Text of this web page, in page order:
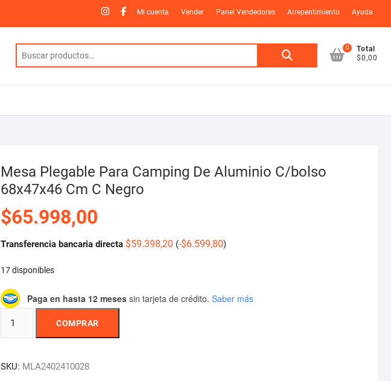
Instagram
Facebook
Mi cuenta Vender Panel Vendedores Arrepentimiento Ayuda
Buscar
0
Total
$0,00
Mesa Plegable Para Camping De Aluminio C/bolso
68x47x46 Cm C Negro
$65.998,00
Transferencia bancaria directa $59.398,20 (-$6.599,80)
17 disponibles
Paga en hasta 12 mesessin tarjeta de crédito. Saber más
Plegable
De
COMPRAR
SKU: MLA2402410028